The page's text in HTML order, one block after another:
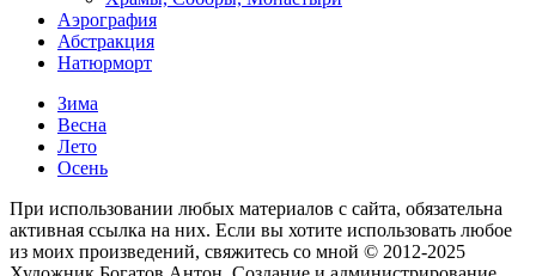
Аэрография
Абстракция
Натюрморт
Зима
Весна
Лето
Осень
При использовании любых материалов с сайта, обязательна
активная ссылка на них. Если вы хотите использовать любое
из моих произведений, свяжитесь со мной © 2012-2025